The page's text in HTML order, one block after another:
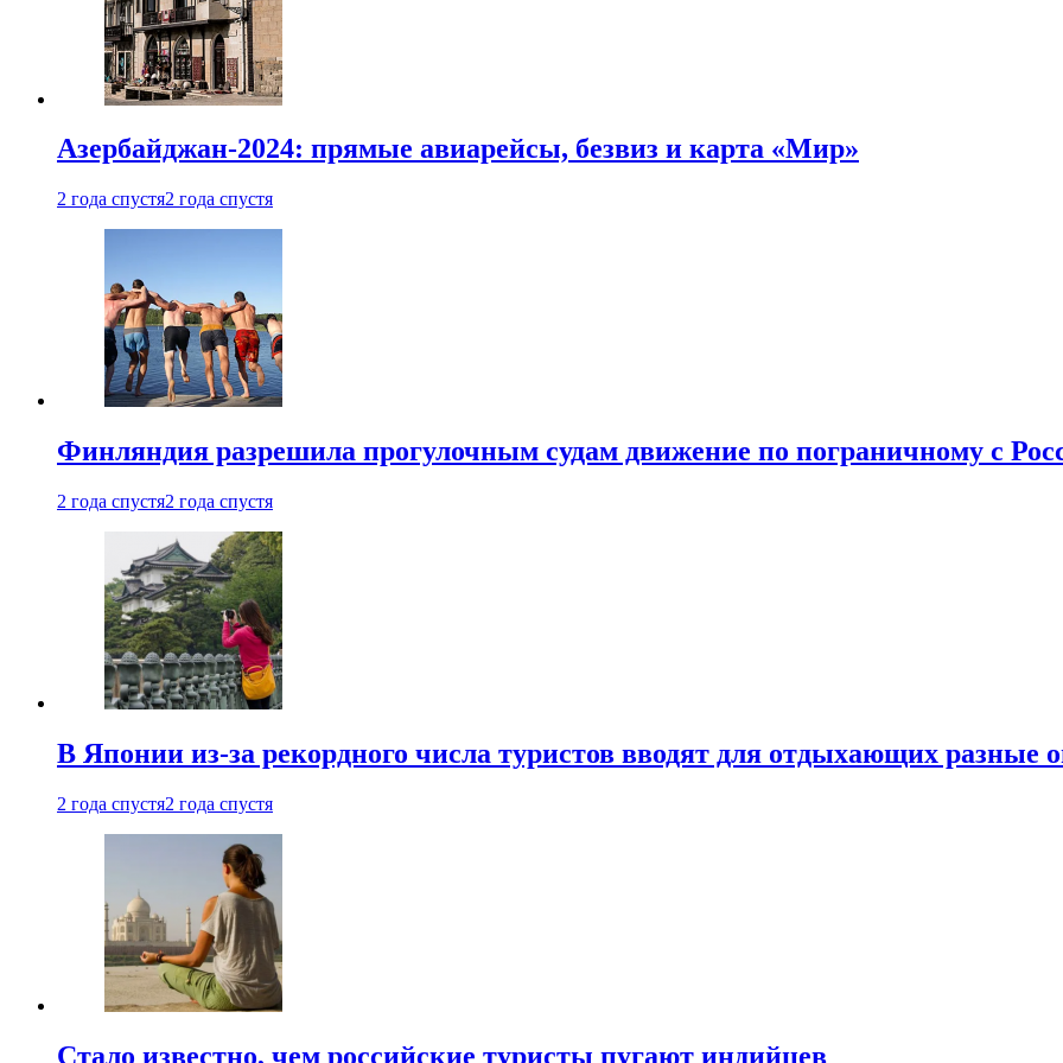
Азербайджан-2024: прямые авиарейсы, безвиз и карта «Мир»
2 года спустя2 года спустя
Финляндия разрешила прогулочным судам движение по пограничному с
2 года спустя2 года спустя
В Японии из-за рекордного числа туристов вводят для отдыхающих разные
2 года спустя2 года спустя
Стало известно, чем российские туристы пугают индийцев